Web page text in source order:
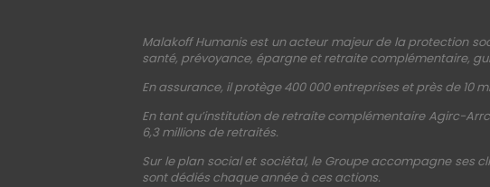
Malakoff Humanis est un acteur majeur de la protection
santé, prévoyance, épargne et retraite complémentaire,
En assurance, il protège 400 000 entreprises et près de 10
En tant qu’institution de retraite complémentaire Agirc-
6,3 millions de retraités.
Sur le plan social et sociétal, le Groupe accompagne ses
sont dédiés chaque année à ces actions.